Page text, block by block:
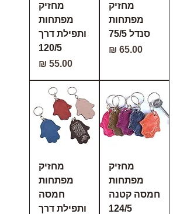
מחזיק
מפתחות
סנדל 75/5
מחיר
מחזיק
מפתחות
ותפילת דרך
120/5
מחיר
מחזיק
מפתחות
חמסה קטנה
124/5
מחזיק
מפתחות
חמסה
ותפילת דרך